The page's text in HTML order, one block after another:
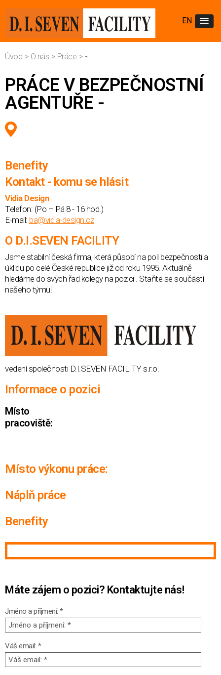
EN
Úvod > O nás > Práce > -
PRÁCE V BEZPEČNOSTNÍ
AGENTUŘE -
Benefity
Kontakt - komu se hlásit
Vidia Design
Telefon: (Po – Pá 8 - 16 hod.)
E-mail: ba@vidia-design.cz
O D.I.SEVEN FACILITY
Jsme stabilní česká firma, která působí na poli bezpečnosti a
úklidu po celé České republice již od roku 1995. Aktuálně
hledáme do svých řad kolegy na pozici . Staňte se součástí
našeho týmu!
vedení společnosti D.I.SEVEN FACILITY s.r.o.
Informace o pozici
Místo
pracoviště:
Místo výkonu práce:
Náplň práce
Benefity
Máte zájem o pozici? Kontaktujte nás!
Jméno a příjmení: *
Váš email: *